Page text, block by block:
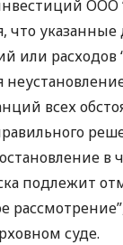
ООО
что
или расходов
всех
в
подлежит
суде.